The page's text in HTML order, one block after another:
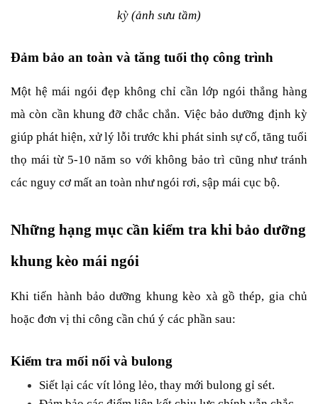
kỳ (ảnh sưu tầm)
Đảm bảo an toàn và tăng tuổi thọ công trình
Một hệ mái ngói đẹp không chỉ cần lớp ngói thẳng hàng
mà còn cần khung đỡ chắc chắn. Việc bảo dưỡng định kỳ
giúp phát hiện, xử lý lỗi trước khi phát sinh sự cố, tăng tuổi
thọ mái từ 5-10 năm so với không bảo trì cũng như tránh
các nguy cơ mất an toàn như ngói rơi, sập mái cục bộ.
Những hạng mục cần kiểm tra khi bảo dưỡng
khung kèo mái ngói
Khi tiến hành bảo dưỡng khung kèo xà gồ thép, gia chủ
hoặc đơn vị thi công cần chú ý các phần sau:
Kiểm tra mối nối và bulong
Siết lại các vít lỏng lẻo, thay mới bulong gỉ sét.